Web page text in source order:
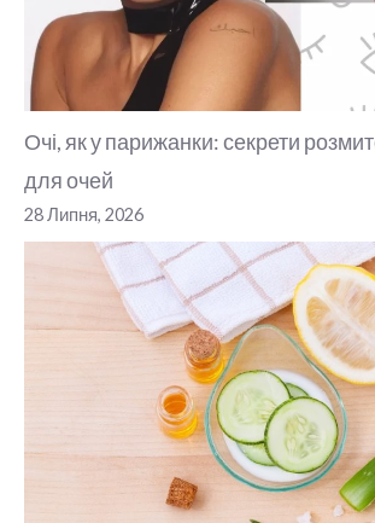
Очі, як у парижанки: секрети
для очей
28 Липня, 2026